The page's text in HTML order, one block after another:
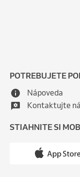
POTREBUJETE
Nápoveda
Kontaktujte
STIAHNITE SI